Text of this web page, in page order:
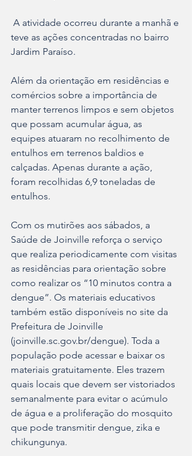
teve as ações concentradas no bairro
Jardim Paraíso.
Além da orientação em residências e
comércios sobre a importância de
manter terrenos limpos e sem objetos
que possam acumular água, as
equipes atuaram no recolhimento de
entulhos em terrenos baldios e
calçadas. Apenas durante a ação,
foram recolhidas 6,9 toneladas de
entulhos.
Com os mutirões aos sábados, a
Saúde de Joinville reforça o serviço
que realiza periodicamente com visitas
as residências para orientação sobre
como realizar os “10 minutos contra a
dengue”. Os materiais educativos
também estão disponíveis no site da
Prefeitura de Joinville
(joinville.sc.gov.br/dengue). Toda a
população pode acessar e baixar os
materiais gratuitamente. Eles trazem
quais locais que devem ser vistoriados
semanalmente para evitar o acúmulo
de água e a proliferação do mosquito
que pode transmitir dengue, zika e
chikungunya.